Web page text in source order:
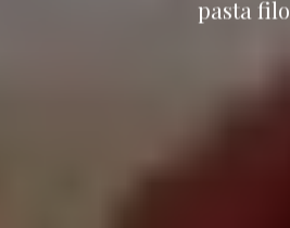
pasta filo